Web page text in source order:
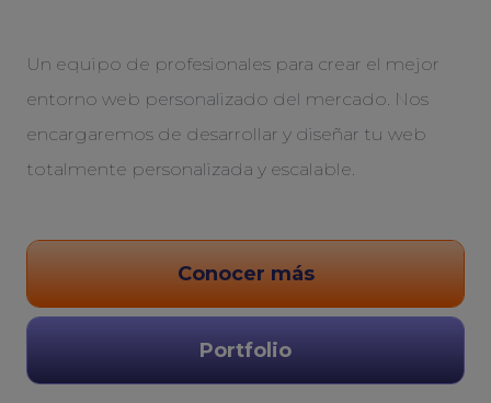
Un equipo de profesionales para crear el mejor
entorno web personalizado del mercado. Nos
encargaremos de desarrollar y diseñar tu web
totalmente personalizada y escalable.
Conocer más
Portfolio